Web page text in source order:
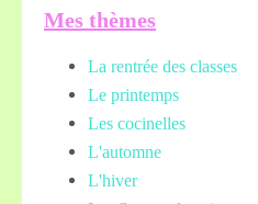
Mes thèmes
La rentrée des classes
Le printemps
Les cocinelles
L'automne
L'hiver